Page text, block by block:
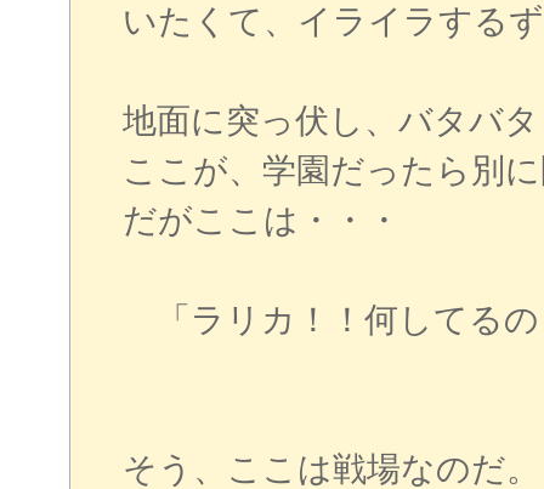
いたくて、イライラする
地面に突っ伏し、バタバ
ここが、学園だったら別
だがここは・・・
「ラリカ！！何してる
そう、ここは戦場なのだ。